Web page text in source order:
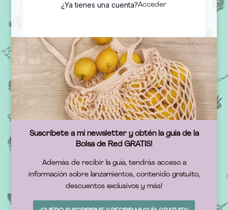
¿Ya tienes una cuenta?Acceder
Suscríbete a mi newsletter y obtén la guía de la
Bolsa de Red GRATIS!
Además de recibir la guía, tendrás acceso a
información sobre lanzamientos, contenido gratuito,
descuentos exclusivos y más!